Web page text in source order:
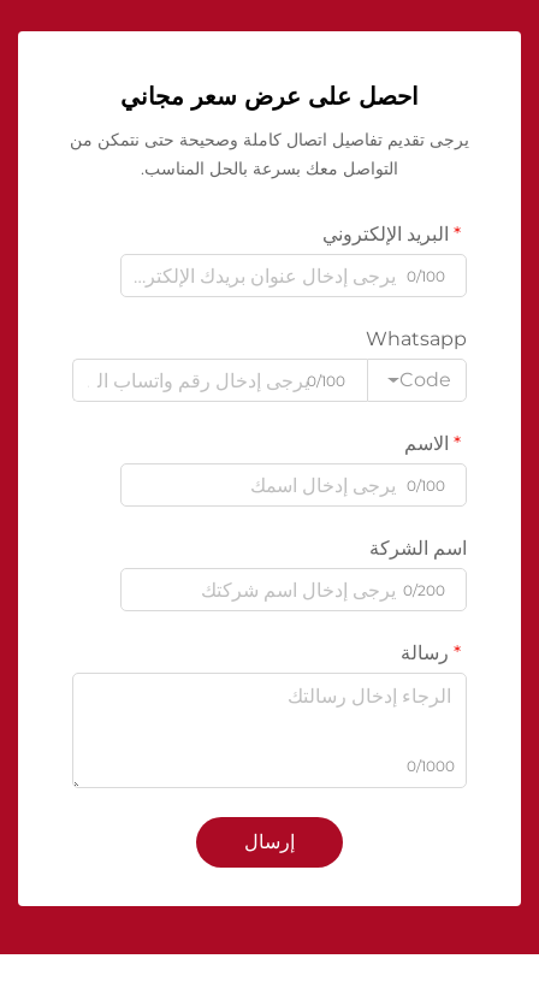
احصل على عرض سعر مجاني
يرجى تقديم تفاصيل اتصال كاملة وصحيحة حتى نتمكن من
التواصل معك بسرعة بالحل المناسب.
البريد الإلكتروني
0/100
Whatsapp
Code
0/100
الاسم
0/100
اسم الشركة
0/200
رسالة
0/1000
إرسال